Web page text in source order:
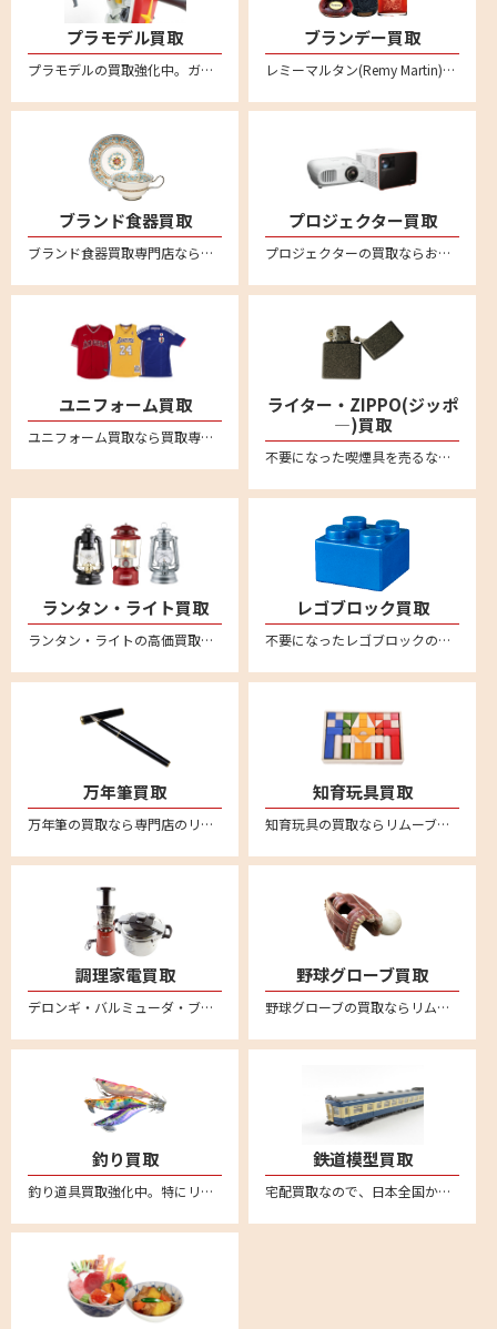
プラモデル買取
プラモデルの買取強化中。ガンダムや自動車、バイク、飛行機、船、お城など不要になったプラモデルはリムーブへお売りください。
ブランデー買取
レミーマルタン(Remy Martin)、ヘネシー(Hennessy)、カミュ(CAMUS)など各種コニャックの買取ならぜひリムーブへ。バカラボトルの高級コニャックは特に高額買取強化中です
ブランド食器買取
ブランド食器買取専門店ならリムーブ。ウェッジウッド、マイセン、ロイヤルコペンハーゲン、ヘレンド、リチャードジノリ、バカラなど高価買取。不要になった食器を宅配キットに詰めて送るだけの簡単宅配買取。全国対応・送料無料
プロジェクター買取
プロジェクターの買取ならお任せください！全国対応の宅配買取でカンタン買取。ご不要になったエプソンやソニー、キャノン、アンカー、ベンキューなど幅広いメーカーのプロジェクターの売却はリムーブへ。買取相場価格のご相談もお待ちしております。
ユニフォーム買取
ユニフォーム買取なら買取専門店のリムーブ！野球、サッカー、バスケなど各種ユニフォームを買取強化中！日本全国どこからでも送料無料宅配買取＆無料宅配キットなのでカンタン安心にお売りいただけます
ライター・ZIPPO(ジッポ
―)買取
不要になった喫煙具を売るならリムーブへ。絶賛買取中。全国対応・送料無料の宅配査定はこちら。新品未使用品から中古品までしっかり買取査定。zippo(ジッポー）のオイルライターや有名ブランドのガスライターなど、喫煙グッズを売るなら宅配買取がカンタン便利です。
ランタン・ライト買取
ランタン・ライトの高価買取なら買取専門店のリムーブ(reMOVE)。リムーブなら、宅配買取専門店なので、日本全国どこからでも買取が可能！しかも送料は完全無料！簡単・安心・丁寧な宅配専門の買取サービスです。自宅に居ながら査定～入金まで安心してお任せください。LED・電池式ランタン、ライト・ランタンなど、幅広く買取させていただきます。コールマン(Coleman)やスノーピーク(snow peak)、ペトロマックス(Petromax)、デイツ(DIETZ) 、フュアーハンド(FEUERHAND) など買取対象ブランド多数！汚れや傷があってもお買取させていただいております。買取査定額に満足された場合のみお買取させていただきますので、お気軽にお問い合わせください。
レゴブロック買取
不要になったレゴブロックの買取ならリムーブ。全国送料無料の宅配査定はこちら。
万年筆買取
万年筆の買取なら専門店のリムーブ。モンブランやセーラー、ペリカン、ラミー、ウォーターマン、アウロラなど幅広く万年筆の買取強化をおこなっております。万年筆を売るならリムーブへ。全国対応・送料無料の宅配査定はこちら
知育玩具買取
知育玩具の買取ならリムーブ。不用になった知育玩具は宅配買取で簡単に売ることができます。リトルダッチやリーウッド、ブリオ、ボーネルンドといった海外知育玩具の人気ブランドは特に買取強化中！
調理家電買取
デロンギ・バルミューダ・ブルーノ・ボニークなど調理家電の買取ならリムーブへ。箱に詰めて送るだけの簡単宅配買取はこちら。全国対応・送料無料
野球グローブ買取
野球グローブの買取ならリムーブ。新品も中古品も送料、査定料一切無料、全国対応の宅配買取。ミズノやゼット、SSK、久保田スラッガー、デサント、アシックス、ナイキ、アンダーアーマー、ハタケヤマ、ローリングス、アディダスなど他にも幅広いメーカーを買取しております。野球グローブの売却は宅配買取が便利
釣り買取
釣り道具買取強化中。特にリール高価買取。新品も中古品も送料・査定料一切無料、全国対応の宅配査定はこちら。不要になった釣り具用品がございましたら、お気軽にお売りください。ダイワやシマノなどの幅広いメーカー取り扱い
鉄道模型買取
宅配買取なので、日本全国から鉄道模型の買取強化中。車両やレール、制御機器など不要になった鉄道模型はリムーブへお売りください。送料無料の安心宅配査定はこちら。便利なLINE査定あり